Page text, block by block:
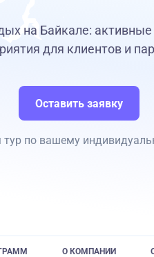
на Байкале:
для клиентов и
Оставить заявку
тур по вашему
О КОМПАНИИ